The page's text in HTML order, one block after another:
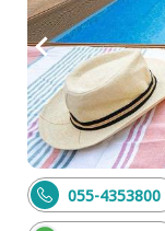
055-4353800